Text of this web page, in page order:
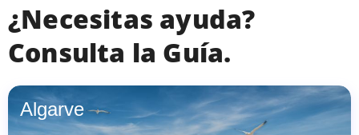
¿Necesitas ayuda?
Consulta la Guía.
Algarve